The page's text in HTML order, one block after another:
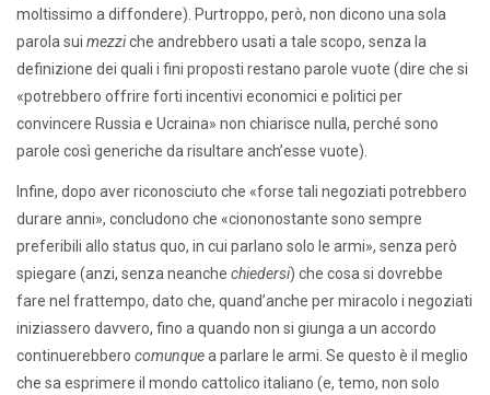
moltissimo a diffondere). Purtroppo, però, non dicono una sola
parola sui mezziche andrebbero usati a tale scopo, senza la
definizione dei quali i fini proposti restano parole vuote (dire che si
«potrebbero offrire forti incentivi economici e politici per
convincere Russia e Ucraina» non chiarisce nulla, perché sono
parole così generiche da risultare anch’esse vuote).
Infine, dopo aver riconosciuto che «forse tali negoziati potrebbero
durare anni», concludono che «ciononostante sono sempre
preferibili allo status quo, in cui parlano solo le armi», senza però
spiegare (anzi, senza neanche chiedersi) che cosa si dovrebbe
fare nel frattempo, dato che, quand’anche per miracolo i negoziati
iniziassero davvero, fino a quando non si giunga a un accordo
continuerebbero comunquea parlare le armi. Se questo è il meglio
che sa esprimere il mondo cattolico italiano (e, temo, non solo